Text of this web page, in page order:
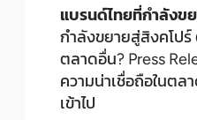
แบรนด์ไทยที่กำลังข
กำลังขยายสู่สิงคโป
ตลาดอื่น? Press
ความน่าเชื่อถือในต
เข้าไป